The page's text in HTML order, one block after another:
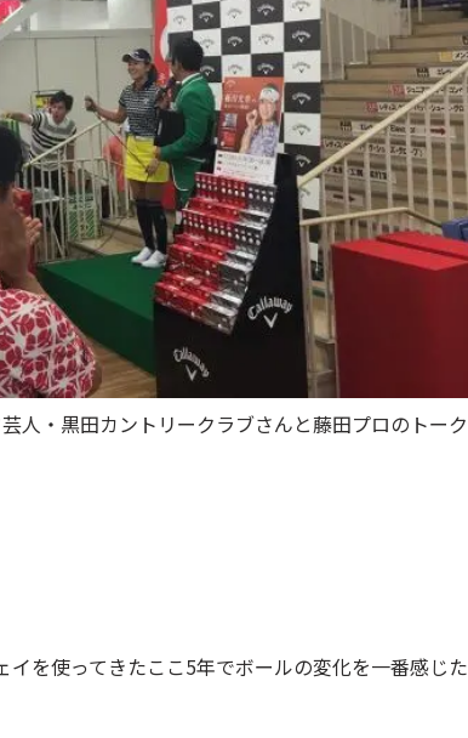
人・黒田カントリークラブさんと藤田プロのトーク
イを使ってきたここ5年でボールの変化を一番感じた